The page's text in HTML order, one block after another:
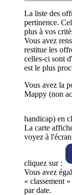
La liste des
pertinence.
plus à vos
Vous avez
restitue les
celles-ci sont
est le plus
Vous avez la
Mappy (non
handicap) en
La carte
voyez à
cliquez sur :
Vous avez
« classement
par date.